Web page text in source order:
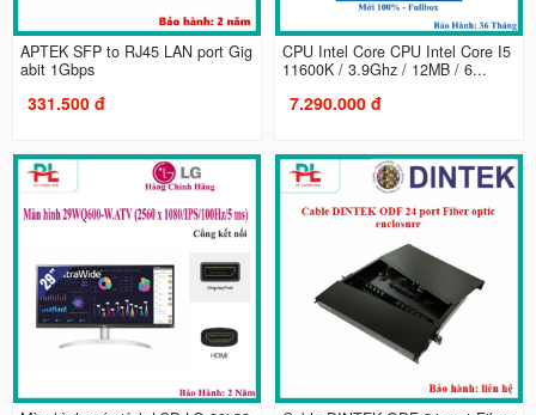
APTEK SFP to RJ45 LAN port Gig
abit 1Gbps
331.500 đ
CPU Intel Core CPU Intel Core I5
11600K / 3.9Ghz / 12MB / 6...
7.290.000 đ